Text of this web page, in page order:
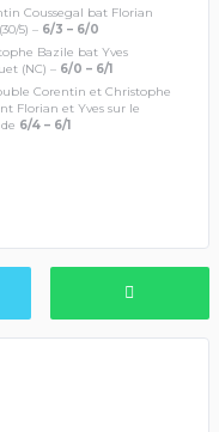
Coussegal bat Florian
5) – 6/3 – 6/0
Bazile bat Yves
(NC) – 6/0 – 6/1
Corentin et Christophe
Florian et Yves sur le
6/4 – 6/1